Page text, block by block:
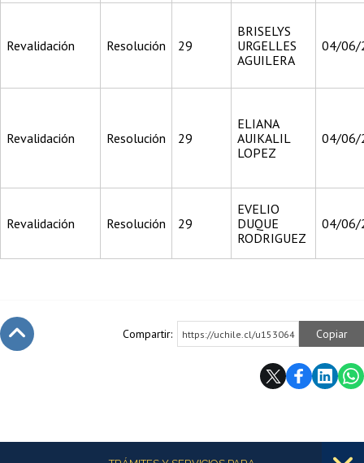
Revalidación Resolución 29
BRISELYS
URGELLES
AGUILERA
04/06/
Revalidación Resolución 29
ELIANA
AUIKALIL
LOPEZ
04/06/
Revalidación Resolución 29
EVELIO
DUQUE
RODRIGUEZ
04/06/
Compartir: https://uchile.cl/u153064 Copiar
Más información